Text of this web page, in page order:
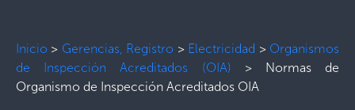
Inicio > Gerencias, Registro > Electricidad > Organismos
de Inspección Acreditados (OIA) > Normas de
Organismo de Inspección Acreditados OIA